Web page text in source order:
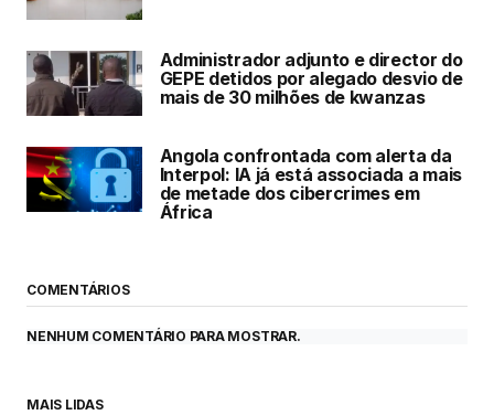
Administrador adjunto e director do
GEPE detidos por alegado desvio de
mais de 30 milhões de kwanzas
Angola confrontada com alerta da
Interpol: IA já está associada a mais
de metade dos cibercrimes em
África
COMENTÁRIOS
NENHUM COMENTÁRIO PARA MOSTRAR.
MAIS LIDAS